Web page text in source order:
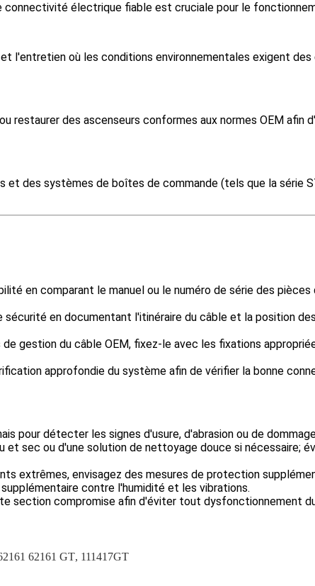
connectivité électrique fiable est cruciale pour le
l'entretien où les conditions environnementales exigent
restaurer des ascenseurs conformes aux normes OEM
des systèmes de boîtes de commande (tels que la série
en comparant le manuel ou le numéro de série des
en documentant l'itinéraire du câble et la position
de gestion du câble OEM, fixez-le avec les fixations
approfondie du système afin de vérifier la bonne
pour détecter les signes d'usure, d'abrasion ou de
et sec ou d'une solution de nettoyage douce si nécessaire;
extrêmes, envisagez des mesures de protection
contre l'humidité et les vibrations.
section compromise afin d'éviter tout dysfonctionnement
62161 GT, 111417GT